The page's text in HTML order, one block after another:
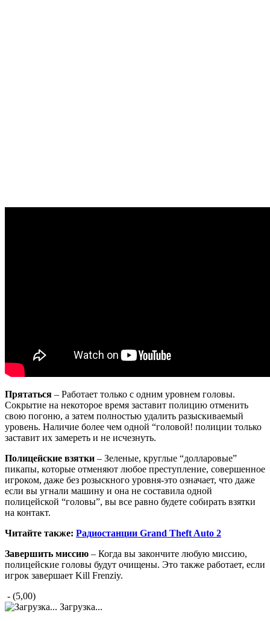
Прятаться – Работает только с одним уровнем головы.
Сокрытие на некоторое время заставит полицию отменить
свою погоню, а затем полностью удалить разыскиваемый
уровень. Наличие более чем одной “головой! полиции только
заставит их замереть и не исчезнуть.
Полицейские взятки – Зеленые, круглые “долларовые”
пикапы, которые отменяют любое преступление, совершенное
игроком, даже без розыскного уровня-это означает, что даже
если вы угнали машину и она не составила одной
полицейской “головы”, вы все равно будете собирать взятки
на контакт.
Читайте также: Радиостанции Grand Theft Auto 2
Завершить миссию – Когда вы закончите любую миссию,
полицейские головы будут очищены. Это также работает, если
игрок завершает Kill Frenziy.
- (5,00)
Загрузка...